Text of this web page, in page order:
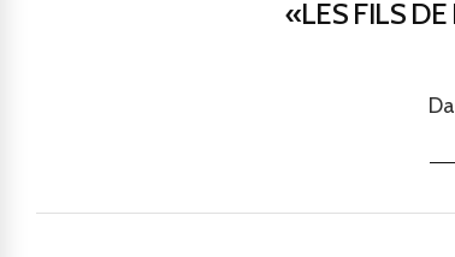
«LES FILS DE